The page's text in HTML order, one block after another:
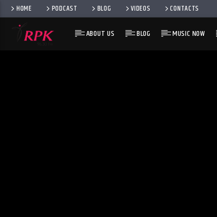
HOME PODCAST BLOG VIDEOS CONTACTS
ABOUT US BLOG MUSIC NOW